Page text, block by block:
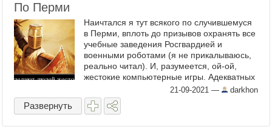
По Перми
Наичтался я тут всякого по случившемуся
в Перми, вплоть до призывов охранять все
учебные заведения Росгвардией и
военными роботами (я не прикалываюсь,
реально читал). И, разумеется, ой-ой,
жестокие компьютерные игры. Адекватных
мнений -- например, что такое надо
рассматривать именно ...
21-09-2021 — darkhon
Развернуть